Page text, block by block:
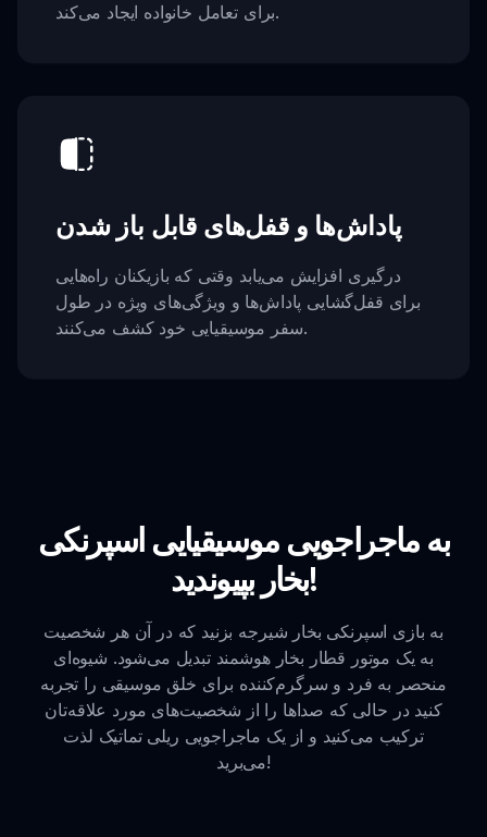
برای تعامل خانواده ایجاد می‌کند.
پاداش‌ها و قفل‌های قابل باز شدن
درگیری افزایش می‌یابد وقتی که بازیکنان راه‌هایی
برای قفل‌گشایی پاداش‌ها و ویژگی‌های ویژه در طول
سفر موسیقیایی خود کشف می‌کنند.
به ماجراجویی موسیقیایی اسپرنکی
بخار بپیوندید!
به بازی اسپرنکی بخار شیرجه بزنید که در آن هر شخصیت
به یک موتور قطار بخار هوشمند تبدیل می‌شود. شیوه‌ای
منحصر به فرد و سرگرم‌کننده برای خلق موسیقی را تجربه
کنید در حالی که صداها را از شخصیت‌های مورد علاقه‌تان
ترکیب می‌کنید و از یک ماجراجویی ریلی تماتیک لذت
می‌برید!